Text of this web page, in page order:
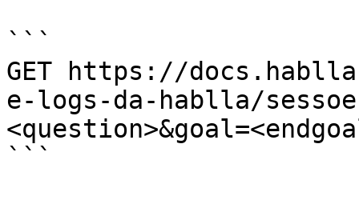
```
GET https://
e-logs-da-hablla/
```